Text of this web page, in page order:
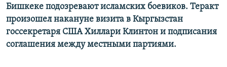
Бишкеке подозревают исламских боевиков. Теракт
произошел накануне визита в Кыргызстан
госсекретаря США Хиллари Клинтон и подписания
соглашения между местными партиями.